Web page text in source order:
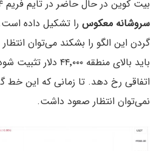
بیت کوین در حال حاضر در تایم فریم ۴ ساعته یک
سروشانه معکوس را تشکیل داده
گردن این الگو را بشکند می‌توان
باید بالای منطقه
اتفاقی رخ دهد. تا زمانی که این
نمی‌توان انتظار صعود داشت.